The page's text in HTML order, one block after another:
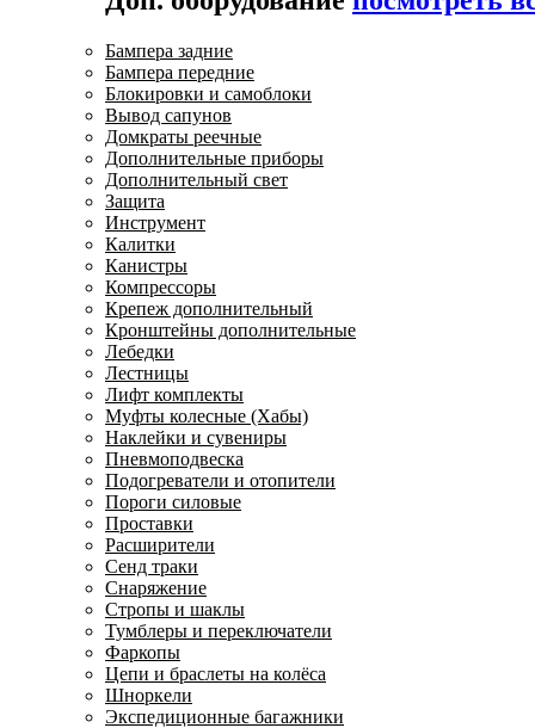
Бампера задние
Бампера передние
Блокировки и самоблоки
Вывод сапунов
Домкраты реечные
Дополнительные приборы
Дополнительный свет
Защита
Инструмент
Калитки
Канистры
Компрессоры
Крепеж дополнительный
Кронштейны дополнительные
Лебедки
Лестницы
Лифт комплекты
Муфты колесные (Хабы)
Наклейки и сувениры
Пневмоподвеска
Подогреватели и отопители
Пороги силовые
Проставки
Расширители
Сенд траки
Снаряжение
Стропы и шаклы
Тумблеры и переключатели
Фаркопы
Цепи и браслеты на колёса
Шноркели
Экспедиционные багажники